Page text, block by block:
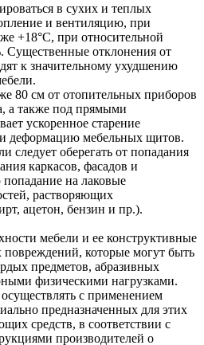
в сухих и теплых
и вентиляцию, при
+18°C, при относительной
Существенные отклонения от
к значительному ухудшению
80 см от отопительных приборов
а также под прямыми
ускоренное старение
деформацию мебельных щитов.
следует оберегать от попадания
каркасов, фасадов и
на лаковые
растворяющих
ацетон, бензин и пр.).
мебели и ее конструктивные
повреждений, которые могут быть
предметов, абразивных
физическими нагрузками.
с применением
предназначенных для этих
средств, в соответствии с
производителей о